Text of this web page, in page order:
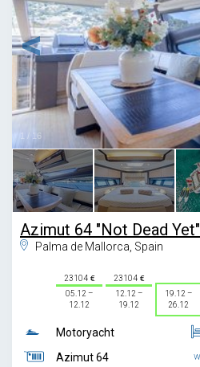
/ 16
Azimut 64 "Not Dead Yet"
Palma de Mallorca, Spain
23104
05.12 –
12.12
23104
12.12 –
19.12
19.12 –
26.12
Motoryacht
Azimut 64